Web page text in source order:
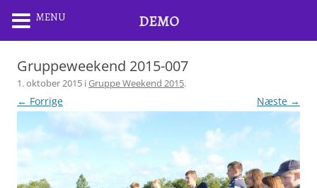
Gruppeweekend 2015-007
1. oktober 2015 iGruppe Weekend 2015.
← Forrige Næste →
MENU DEMO